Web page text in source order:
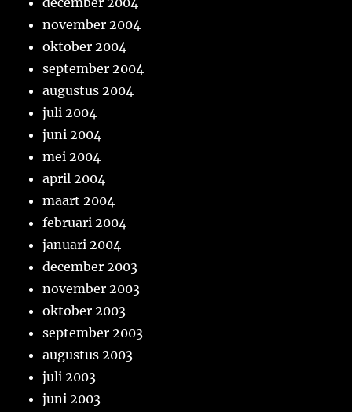
november 2004
oktober 2004
september 2004
augustus 2004
juli 2004
juni 2004
mei 2004
april 2004
maart 2004
februari 2004
januari 2004
december 2003
november 2003
oktober 2003
september 2003
augustus 2003
juli 2003
juni 2003